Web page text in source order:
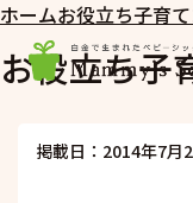
ホームお役立ち子育
お役立ち子
掲載日：2014年7月